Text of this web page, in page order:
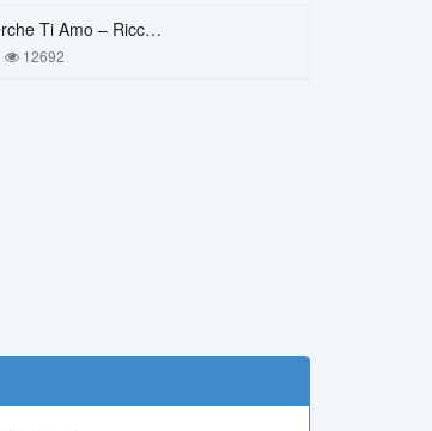
Sara Perche Ti Amo – Ricchi E Poveri
12692